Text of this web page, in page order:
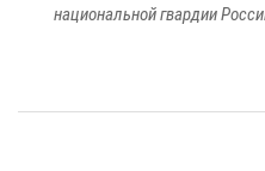
национальной гвардии